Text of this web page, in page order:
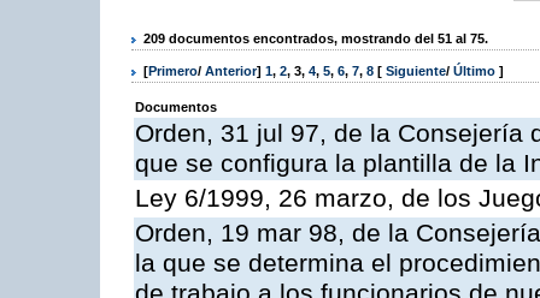
209 documentos encontrados, mostrando del 51 al 75.
[Primero/ Anterior] 1, 2, 3, 4, 5, 6, 7, 8 [ Siguiente/ Último ]
Documentos
Orden, 31 jul 97, de la Consejería
que se configura la plantilla de la
Ley 6/1999, 26 marzo, de los
Orden, 19 mar 98, de la
la que se determina el